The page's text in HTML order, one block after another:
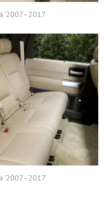
'2007–2017
'2007–2017